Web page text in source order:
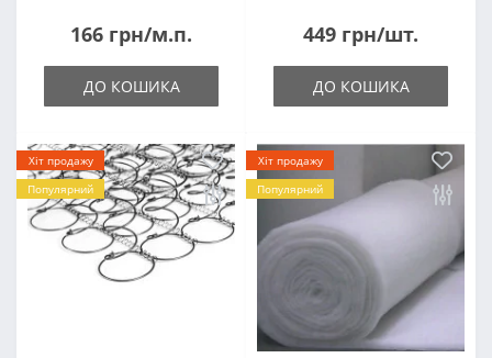
166 грн/м.п.
ДО КОШИКА
(1000x2000мм)
449 грн/шт.
ДО КОШИКА
Хіт продажу
Популярний
Хіт продажу
Популярний